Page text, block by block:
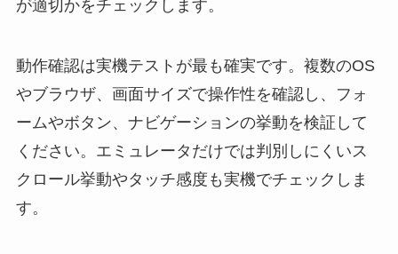
が適切かをチェックします。
動作確認は実機テストが最も確実です。複数のOS
やブラウザ、画面サイズで操作性を確認し、フォ
ームやボタン、ナビゲーションの挙動を検証して
ください。エミュレータだけでは判別しにくいス
クロール挙動やタッチ感度も実機でチェックしま
す。